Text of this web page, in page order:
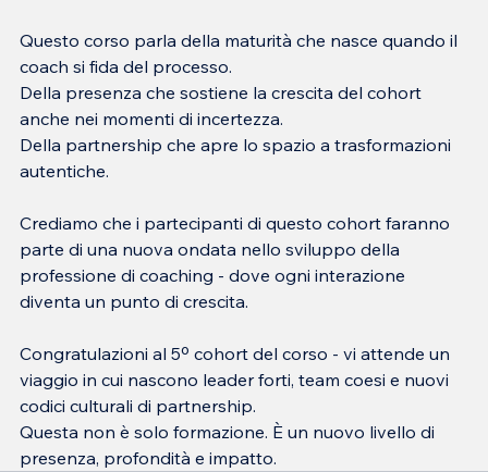
Questo corso parla della maturità che nasce quando il
coach si fida del processo.
Della presenza che sostiene la crescita del cohort
anche nei momenti di incertezza.
Della partnership che apre lo spazio a trasformazioni
autentiche.
Crediamo che i partecipanti di questo cohort faranno
parte di una nuova ondata nello sviluppo della
professione di coaching - dove ogni interazione
diventa un punto di crescita.
Congratulazioni al 5º cohort del corso - vi attende un
viaggio in cui nascono leader forti, team coesi e nuovi
codici culturali di partnership.
Questa non è solo formazione. È un nuovo livello di
presenza, profondità e impatto.